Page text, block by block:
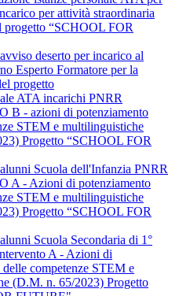
per attività straordinaria
progetto “SCHOOL FOR
deserto per incarico al
Esperto Formatore per la
progetto
ATA incarichi PNRR
B - azioni di potenziamento
STEM e multilinguistiche
Progetto “SCHOOL FOR
Scuola dell'Infanzia PNRR
A - Azioni di potenziamento
STEM e multilinguistiche
Progetto “SCHOOL FOR
Scuola Secondaria di 1°
A - Azioni di
delle competenze STEM e
(D.M. n. 65/2023) Progetto